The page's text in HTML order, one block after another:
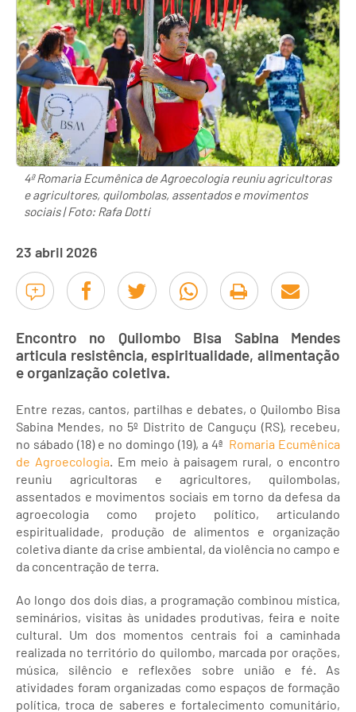
4ª Romaria Ecumênica de Agroecologia reuniu agricultoras
e agricultores, quilombolas, assentados e movimentos
sociais | Foto: Rafa Dotti
23 abril 2026
Encontro no Quilombo Bisa Sabina Mendes
articula resistência, espiritualidade, alimentação
e organização coletiva.
Entre rezas, cantos, partilhas e debates, o Quilombo Bisa
Sabina Mendes, no 5º Distrito de Canguçu (RS), recebeu,
no sábado (18) e no domingo (19), a 4ª Romaria Ecumênica
de Agroecologia. Em meio à paisagem rural, o encontro
reuniu agricultoras e agricultores, quilombolas,
assentados e movimentos sociais em torno da defesa da
agroecologia como projeto político, articulando
espiritualidade, produção de alimentos e organização
coletiva diante da crise ambiental, da violência no campo e
da concentração de terra.
Ao longo dos dois dias, a programação combinou mística,
seminários, visitas às unidades produtivas, feira e noite
cultural. Um dos momentos centrais foi a caminhada
realizada no território do quilombo, marcada por orações,
música, silêncio e reflexões sobre união e fé. As
atividades foram organizadas como espaços de formação
política, troca de saberes e fortalecimento comunitário,